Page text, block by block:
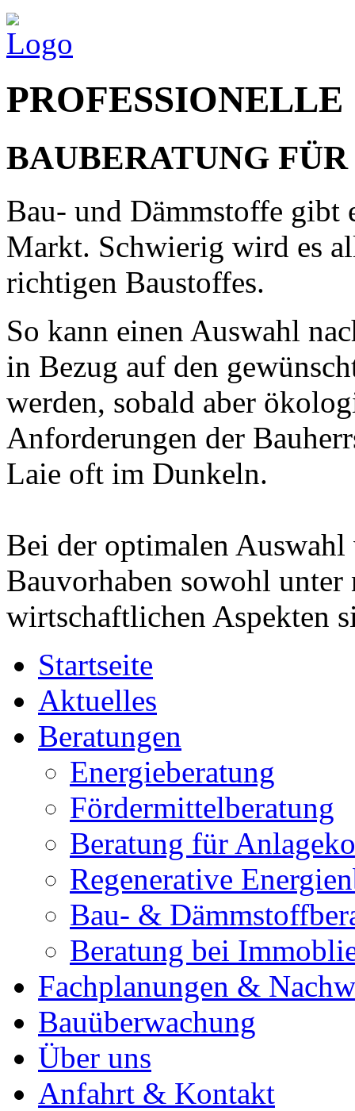
PROFESSIONELLE
BAUBERATUNG
Bau- und Dämmstoffe gibt
Markt. Schwierig wird es
richtigen Baustoffes.
So kann einen Auswahl
in Bezug auf den
werden, sobald aber
Anforderungen der
Laie oft im Dunkeln.
Bei der optimalen
Bauvorhaben sowohl
wirtschaftlichen Aspekten
Startseite
Aktuelles
Beratungen
Energieberatung
Fördermittelberatung
Beratung für
Regenerative
Bau- &
Beratung bei
Fachplanungen &
Bauüberwachung
Über uns
Anfahrt & Kontakt